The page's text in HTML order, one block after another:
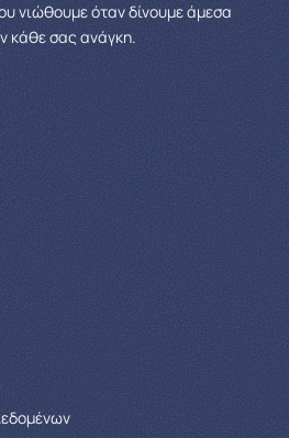
νιώθουμε όταν δίνουμε άμεσα
κάθε σας ανάγκη.